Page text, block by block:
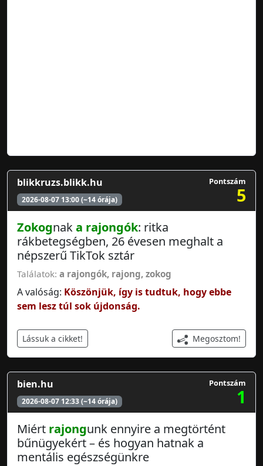
blikkruzs.blikk.hu
2026-08-07 13:00 (~14 órája)
Pontszám
5
Zokognaka rajongók: ritka
rákbetegségben, 26 évesen meghalt a
népszerű TikTok sztár
Találatok: a rajongók, rajong, zokog
A valóság: Köszönjük, így is tudtuk, hogy ebbe
sem lesz túl sok újdonság.
Lássuk a cikket! Megosztom!
bien.hu
2026-08-07 12:33 (~14 órája)
Pontszám
1
Miért rajongunk ennyire a megtörtént
bűnügyekért – és hogyan hatnak a
mentális egészségünkre